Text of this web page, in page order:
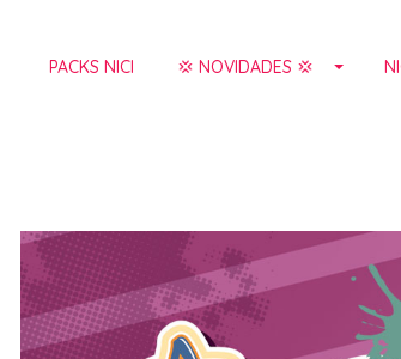
PACKS NICI 💢 NOVIDADES 💢